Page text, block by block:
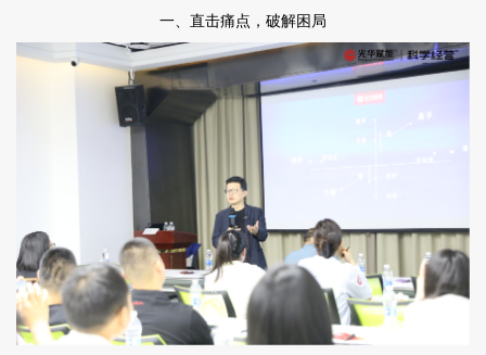
一、直击痛点，破解困局